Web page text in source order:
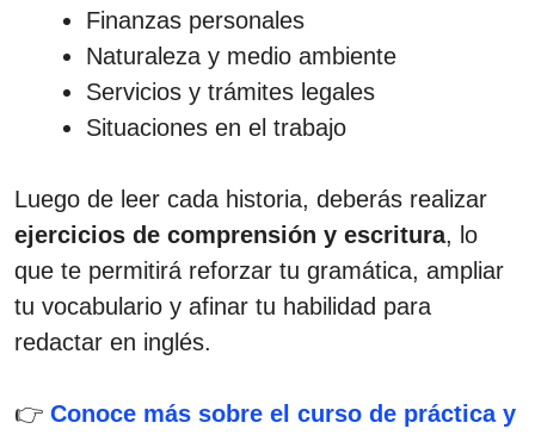
Finanzas personales
Naturaleza y medio ambiente
Servicios y trámites legales
Situaciones en el trabajo
Luego de leer cada historia, deberás realizar
ejercicios de comprensión y escritura, lo
que te permitirá reforzar tu gramática, ampliar
tu vocabulario y afinar tu habilidad para
redactar en inglés.
👉 Conoce más sobre el curso de práctica y